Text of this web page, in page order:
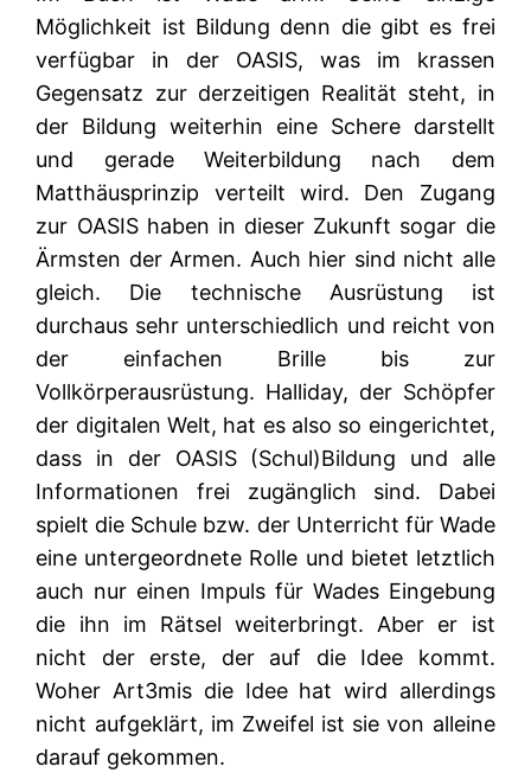
Möglichkeit ist Bildung denn die gibt es frei
verfügbar in der OASIS, was im krassen
Gegensatz zur derzeitigen Realität steht, in
der Bildung weiterhin eine Schere darstellt
und gerade Weiterbildung nach dem
Matthäusprinzip verteilt wird. Den Zugang
zur OASIS haben in dieser Zukunft sogar die
Ärmsten der Armen. Auch hier sind nicht alle
gleich. Die technische Ausrüstung ist
durchaus sehr unterschiedlich und reicht von
der einfachen Brille bis zur
Vollkörperausrüstung. Halliday, der Schöpfer
der digitalen Welt, hat es also so eingerichtet,
dass in der OASIS (Schul)Bildung und alle
Informationen frei zugänglich sind. Dabei
spielt die Schule bzw. der Unterricht für Wade
eine untergeordnete Rolle und bietet letztlich
auch nur einen Impuls für Wades Eingebung
die ihn im Rätsel weiterbringt. Aber er ist
nicht der erste, der auf die Idee kommt.
Woher Art3mis die Idee hat wird allerdings
nicht aufgeklärt, im Zweifel ist sie von alleine
darauf gekommen.